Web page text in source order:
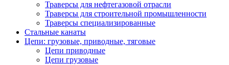
Траверсы для нефтегазовой отрасли
Траверсы для строительной промышленности
Траверсы специализированные
Стальные канаты
Цепи: грузовые, приводные, тяговые
Цепи приводные
Цепи грузовые